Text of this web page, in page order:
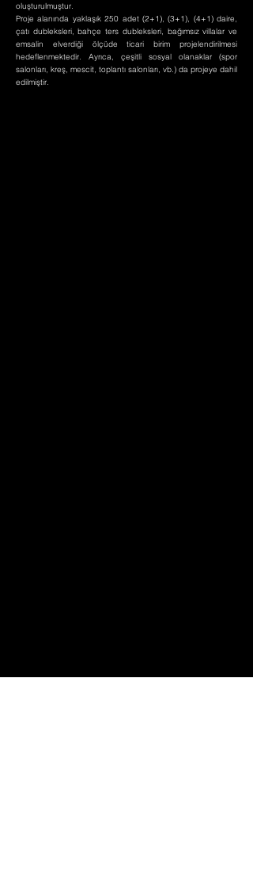
oluşturulmuştur.
Proje alanında yaklaşık 250 adet (2+1), (3+1), (4+1) daire,
çatı dubleksleri, bahçe ters dubleksleri, bağımsız villalar ve
emsalin elverdiği ölçüde ticari birim projelendirilmesi
hedeflenmektedir. Ayrıca, çeşitli sosyal olanaklar (spor
salonları, kreş, mescit, toplantı salonları, vb.) da projeye dahil
edilmiştir.